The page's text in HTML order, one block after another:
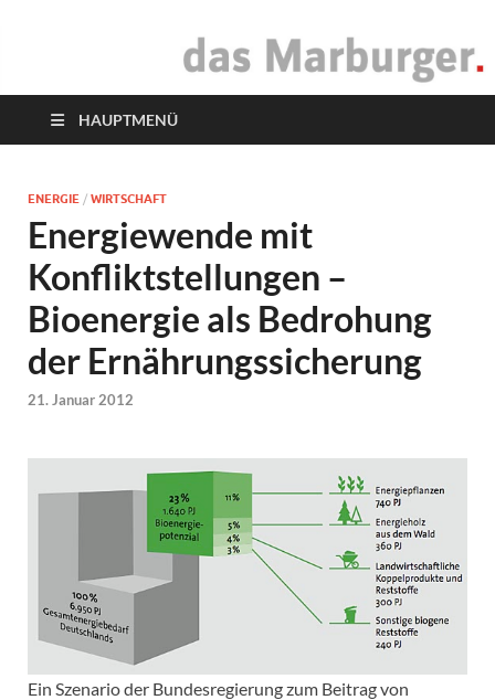
das Marburger.
HAUPTMENÜ
ENERGIE / WIRTSCHAFT
Energiewende mit
Konfliktstellungen –
Bioenergie als Bedrohung
der Ernährungssicherung
21. Januar 2012
Ein Szenario der Bundesregierung zum Beitrag von